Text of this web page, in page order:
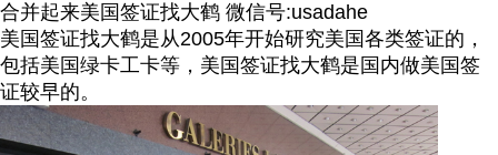
合并起来美国签证找大鹤 微信号:usadahe
美国签证找大鹤是从2005年开始研究美国各类签证的，
包括美国绿卡工卡等，美国签证找大鹤是国内做美国签
证较早的。